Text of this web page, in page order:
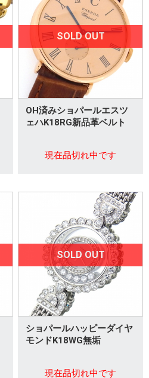
SOLD OUT
OH済みショパールエスツ
ェハK18RG新品革ベルト
現在品切れ中です
SOLD OUT
ショパールハッピーダイヤ
モンドK18WG無垢
現在品切れ中です